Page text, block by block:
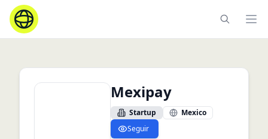
Mexipay
Startup
Mexico
Seguir